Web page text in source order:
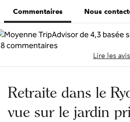
Commentaires Nous
Lire les avis
Retraite dans le
vue sur le jardin